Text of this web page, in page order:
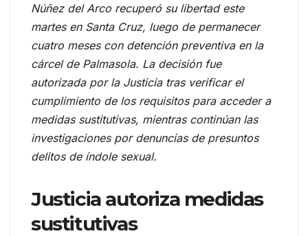
Núñez del Arco recuperó su libertad este
martes en Santa Cruz, luego de permanecer
cuatro meses con detención preventiva en la
cárcel de Palmasola. La decisión fue
autorizada por la Justicia tras verificar el
cumplimiento de los requisitos para acceder a
medidas sustitutivas, mientras continúan las
investigaciones por denuncias de presuntos
delitos de índole sexual.
Justicia autoriza medidas
sustitutivas